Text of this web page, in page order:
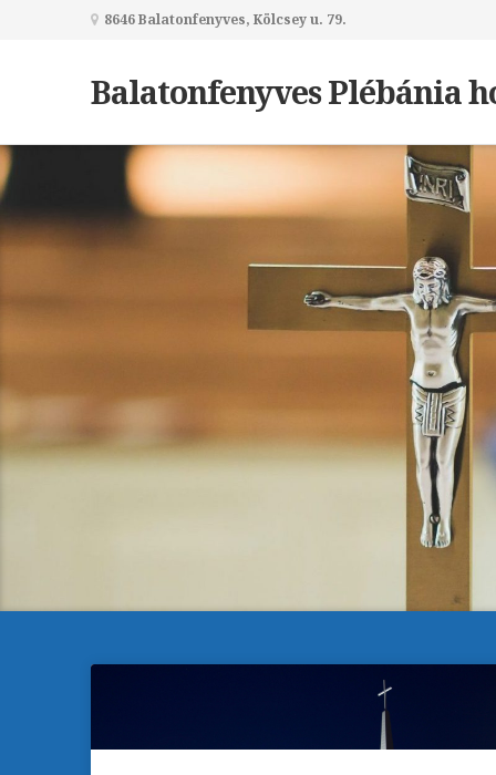
8646 Balatonfenyves, Kölcsey u. 79.
Balatonfenyves Plébánia